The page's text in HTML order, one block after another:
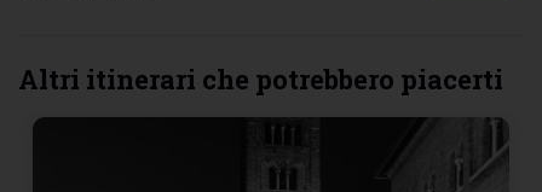
Altri itinerari che potrebbero piacerti